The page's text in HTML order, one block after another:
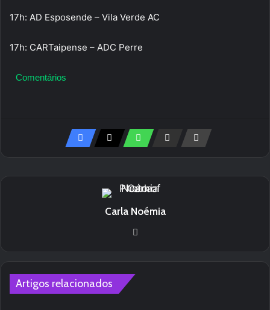
17h: AD Esposende – Vila Verde AC
17h: CARTaipense – ADC Perre
Comentários
Carla Noémia
Artigos relacionados